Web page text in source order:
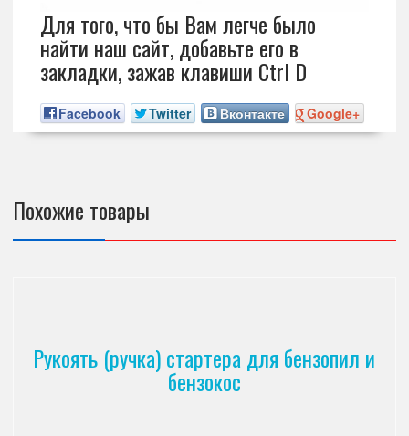
Для того, что бы Вам легче было
найти наш сайт, добавьте его в
закладки, зажав клавиши Ctrl D
Facebook Twitter Вконтакте Google+
Похожие товары
Рукоять (ручка) стартера для бензопил и
бензокос